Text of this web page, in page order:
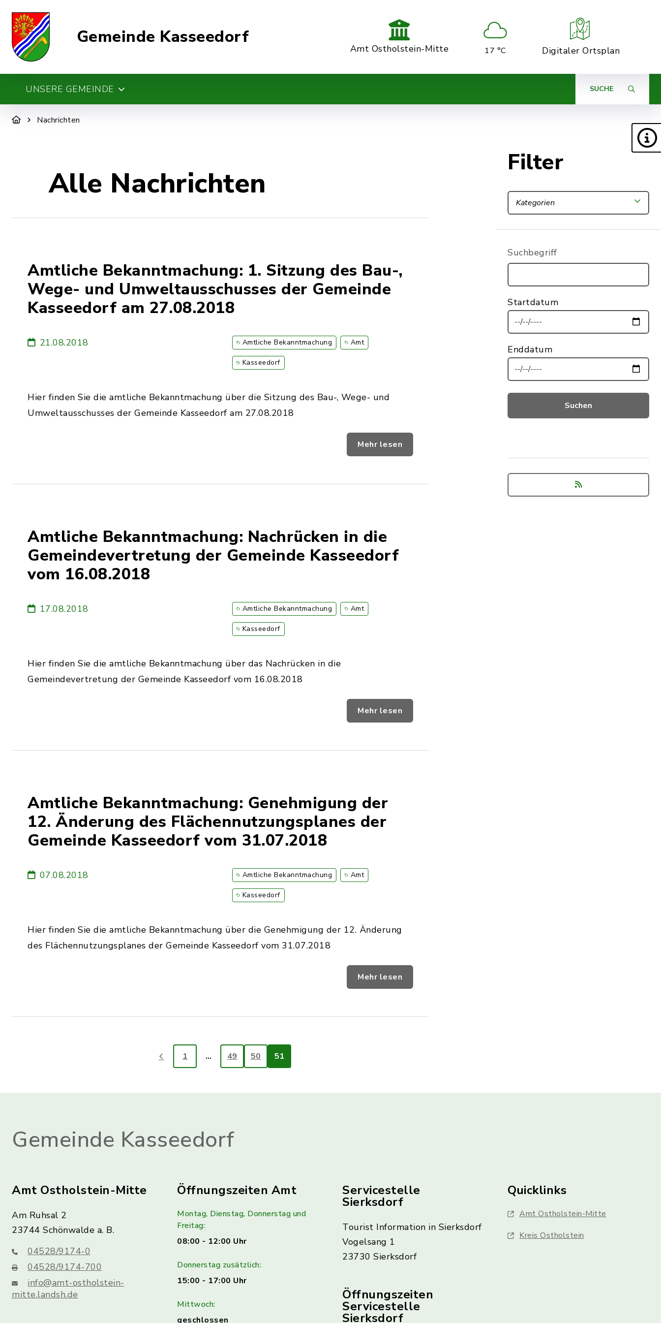
Gemeinde Kasseedorf
Amt Ostholstein-Mitte 17 °C Digitaler Ortsplan
UNSERE GEMEINDE SUCHE
Nachrichten
Alle Nachrichten
Amtliche Bekanntmachung: 1. Sitzung des Bau-,
Wege- und Umweltausschusses der Gemeinde
Kasseedorf am 27.08.2018
21.08.2018 Amtliche Bekanntmachung Amt
Kasseedorf
Hier finden Sie die amtliche Bekanntmachung über die Sitzung des Bau-, Wege- und
Umweltausschusses der Gemeinde Kasseedorf am 27.08.2018
Mehr lesen
Amtliche Bekanntmachung: Nachrücken in die
Gemeindevertretung der Gemeinde Kasseedorf
vom 16.08.2018
17.08.2018 Amtliche Bekanntmachung Amt
Kasseedorf
Hier finden Sie die amtliche Bekanntmachung über das Nachrücken in die
Gemeindevertretung der Gemeinde Kasseedorf vom 16.08.2018
Mehr lesen
Amtliche Bekanntmachung: Genehmigung der
12. Änderung des Flächennutzungsplanes der
Gemeinde Kasseedorf vom 31.07.2018
07.08.2018 Amtliche Bekanntmachung Amt
Kasseedorf
Hier finden Sie die amtliche Bekanntmachung über die Genehmigung der 12. Änderung
des Flächennutzungsplanes der Gemeinde Kasseedorf vom 31.07.2018
Mehr lesen
1 … 49 50 51
Filter
Kategorien
Suchbegriff
Startdatum
Enddatum
Gemeinde Kasseedorf
Amt Ostholstein-Mitte
Am Ruhsal 2
23744 Schönwalde a. B.
04528/9174-0
04528/9174-700
info@amt-ostholstein-
mitte.landsh.de
Öffnungszeiten Amt
Montag, Dienstag, Donnerstag und
Freitag:
08:00 - 12:00 Uhr
Donnerstag zusätzlich:
15:00 - 17:00 Uhr
Mittwoch:
geschlossen
Servicestelle
Sierksdorf
Tourist Information in Sierksdorf
Vogelsang 1
23730 Sierksdorf
Öffnungszeiten
Servicestelle
Sierksdorf
Quicklinks
Amt Ostholstein-Mitte
Kreis Ostholstein